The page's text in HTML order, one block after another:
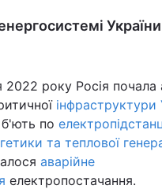
України
2022 року Росія почала
інфраструктури
по
та теплової
аварійне
електропостачання.